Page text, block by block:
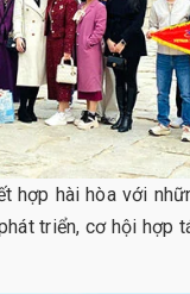
hợp hài hòa với
triển, cơ hội hợp